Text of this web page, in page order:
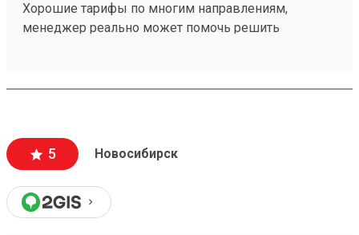
Хорошие тарифы по многим направлениям,
менеджер реально может помочь решить
менеджеру Татьяне
5 Новосибирск